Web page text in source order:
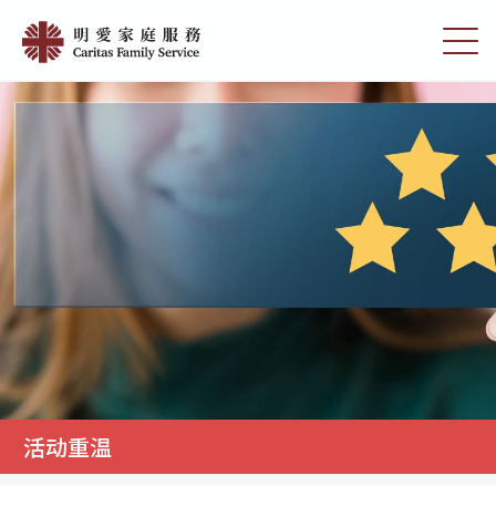
main
切
换
选
活
重
温
|
庭
服
活动重温